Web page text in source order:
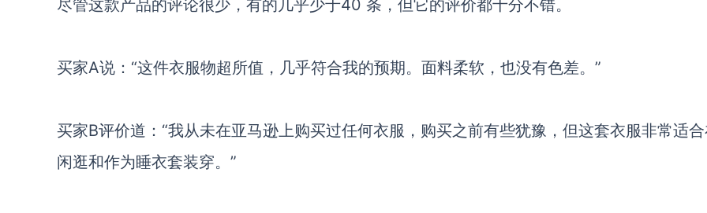
尽管这款产品的评论很少，有的几乎少于40 条，但它的评价都十分不错。
买家A说： “这件衣服物超所值 ，几乎符合我的预期。面料柔软 ， 也没有色差。 ”
买家B评价道：“我从未在亚马逊上购买过任何衣服，购买之前有些犹豫，但这套衣服非常适
闲逛和作为睡衣套装穿。”